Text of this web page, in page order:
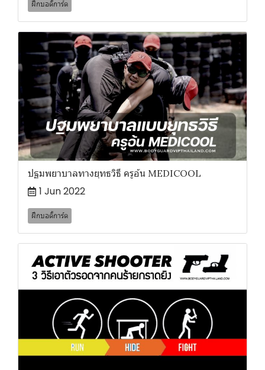
ฝึกบอดี้การ์ด
ปฐมพยาบาลทางยุทธวิธี ครูอ้น MEDICOOL
1 Jun 2022
ฝึกบอดี้การ์ด